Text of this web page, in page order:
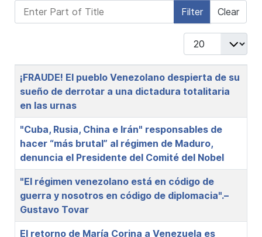
Enter Part of Title Filter Clear
Display #
Title
¡FRAUDE! El pueblo Venezolano despierta de su
sueño de derrotar a una dictadura totalitaria
en las urnas
"Cuba, Rusia, China e Irán" responsables de
hacer “más brutal” al régimen de Maduro,
denuncia el Presidente del Comité del Nobel
"El régimen venezolano está en código de
guerra y nosotros en código de diplomacia".–
Gustavo Tovar
El retorno de María Corina a Venezuela es